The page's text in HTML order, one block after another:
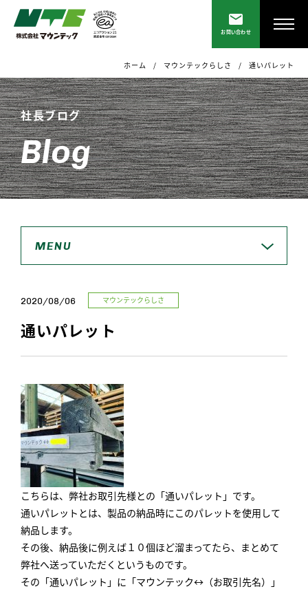
お問い合わせ
ホーム マウンテックらしさ 通いパレット
社長ブログ
Blog
MENU
2020/08/06 マウンテックらしさ
通いパレット
こちらは、弊社お取引先様との「通いパレット」です。
通いパレットとは、製品の納品時にこのパレットを使用して
納品します。
その後、納品後に例えば１０個ほど溜まってたら、まとめて
弊社へ送っていただくというものです。
その「通いパレット」に「マウンテック↔（お取引先名）」